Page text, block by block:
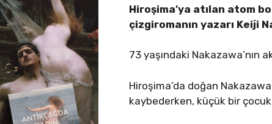
Hiroşima’ya atılan atom
çizgiromanın yazarı Keiji
73 yaşındaki Nakazawa’nın
Hiroşima’da doğan
kaybederken, küçük bir